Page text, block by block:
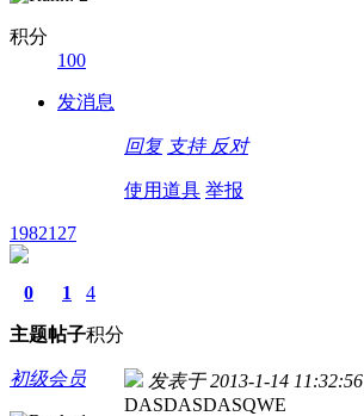
积分
100
发消息
回复 支持 反对
使用道具 举报
1982127
0
主题
1
帖子
4
积分
初级会员 发表于 2013-1-14 11:32:56
DASDASDASQWE